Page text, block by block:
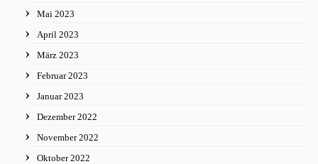
Mai 2023
April 2023
März 2023
Februar 2023
Januar 2023
Dezember 2022
November 2022
Oktober 2022